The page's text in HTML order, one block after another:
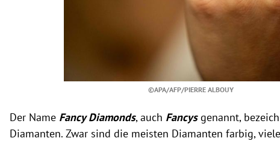
©APA/AFP/PIERRE ALBOUY
Der Name Fancy Diamonds, auch Fancysgenannt,
Diamanten. Zwar sind die meisten Diamanten farbig,